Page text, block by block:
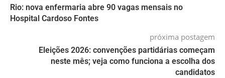
Rio: nova enfermaria abre 90 vagas mensais no
Hospital Cardoso Fontes
próxima postagem
Eleições 2026: convenções partidárias começam
neste mês; veja como funciona a escolha dos
candidatos